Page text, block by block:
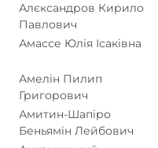
Алєксандров Кирило
Павлович
Амассе Юлія Ісаківна
Амелін Пилип
Григорович
Амитин-Шапіро
Беньямін Лейбович